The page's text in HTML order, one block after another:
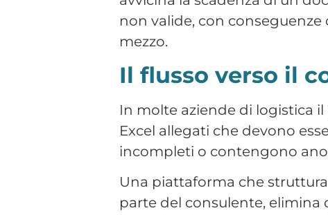
Cosa cambia
personale vede subito se
turno pianificato. A fine
Non si tratta di un sistema
carta su uno strumento che
da installare.
Vuoi vedere come funziona